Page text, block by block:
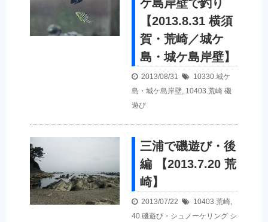
ケ島岸壁で釣り
【2013.8.31 横須
賀・荒崎／城ケ
島・城ケ島岸壁】
2013/08/31
10330.城ケ
島・城ケ島岸壁, 10403.荒崎 磯
遊び
三浦で磯遊び・後
編 【2013.7.20 荒
崎】
2013/07/22 10403.荒崎,
40.磯遊び・シュノーケリング シ